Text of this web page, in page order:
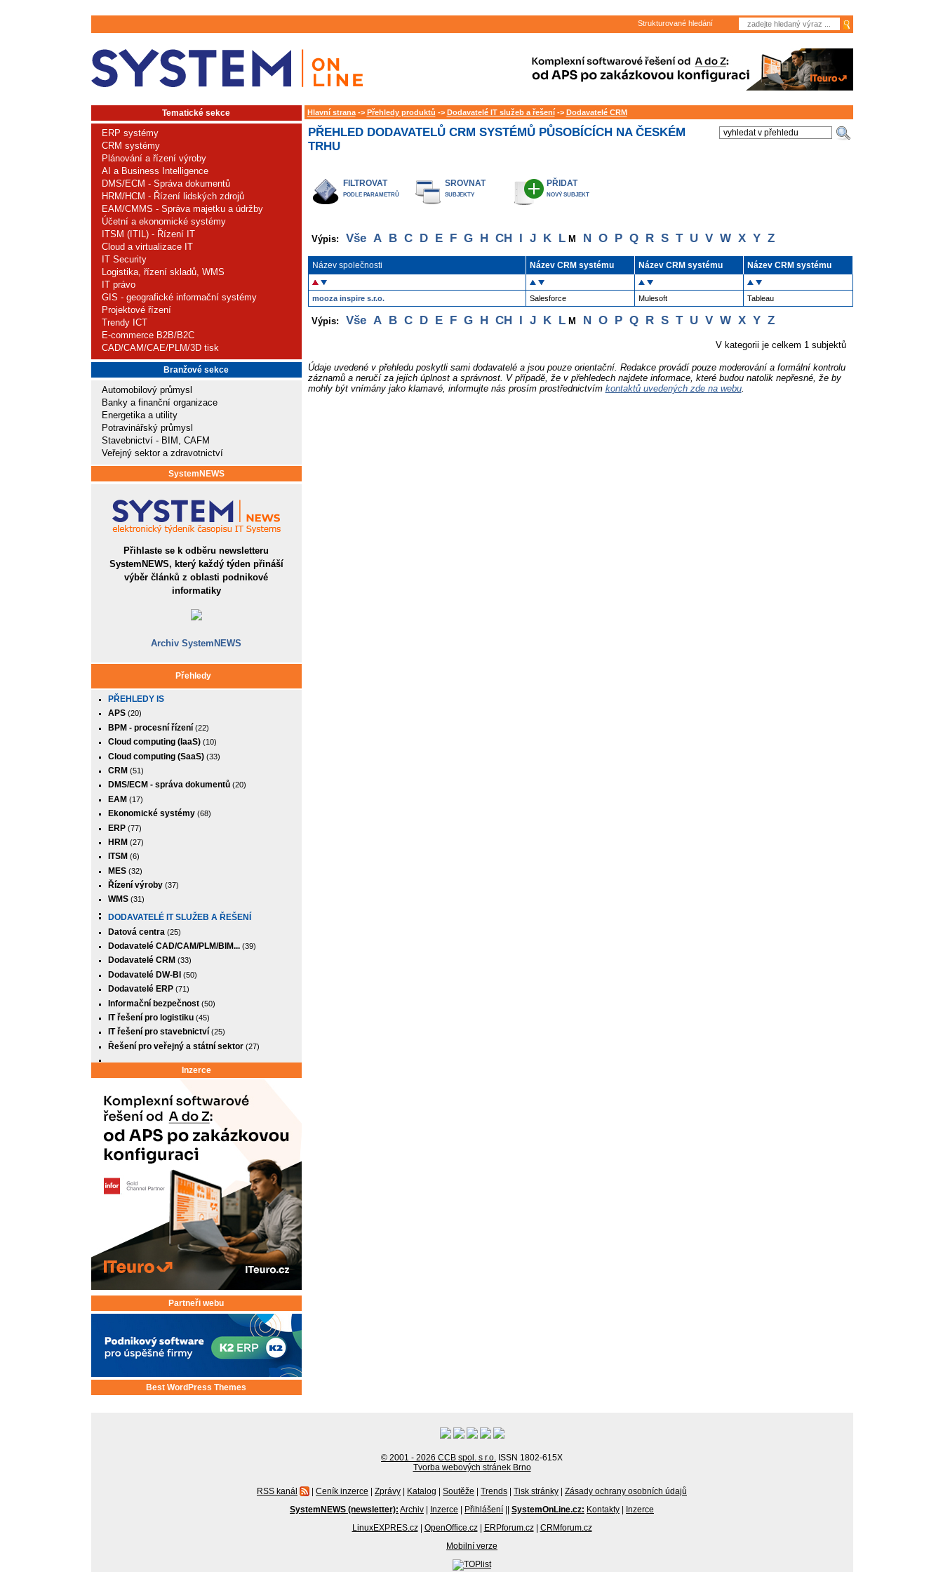
Strukturované hledání
Tematické sekce
ERP systémy
CRM systémy
Plánování a řízení výroby
AI a Business Intelligence
DMS/ECM - Správa dokumentů
HRM/HCM - Řízení lidských zdrojů
EAM/CMMS - Správa majetku a údržby
Účetní a ekonomické systémy
ITSM (ITIL) - Řízení IT
Cloud a virtualizace IT
IT Security
Logistika, řízení skladů, WMS
IT právo
GIS - geografické informační systémy
Projektové řízení
Trendy ICT
E-commerce B2B/B2C
CAD/CAM/CAE/PLM/3D tisk
Branžové sekce
Automobilový průmysl
Banky a finanční organizace
Energetika a utility
Potravinářský průmysl
Stavebnictví - BIM, CAFM
Veřejný sektor a zdravotnictví
SystemNEWS
Přihlaste se k odběru newsletteru
SystemNEWS, který každý týden přináší
výběr článků z oblasti podnikové
informatiky
Archiv SystemNEWS
Přehledy
PŘEHLEDY IS
APS(20)
BPM - procesní řízení(22)
Cloud computing (IaaS)(10)
Cloud computing (SaaS)(33)
CRM (51)
DMS/ECM - správa dokumentů(20)
EAM (17)
Ekonomické systémy(68)
ERP(77)
HRM (27)
ITSM (6)
MES(32)
Řízení výroby(37)
WMS(31)
DODAVATELÉ IT SLUŽEB A ŘEŠENÍ
Datová centra (25)
Dodavatelé CAD/CAM/PLM/BIM...(39)
Dodavatelé CRM (33)
Dodavatelé DW-BI (50)
Dodavatelé ERP(71)
Informační bezpečnost(50)
IT řešení pro logistiku(45)
IT řešení pro stavebnictví(25)
Řešení pro veřejný a státní sektor(27)
Inzerce
Partneři webu
Best WordPress Themes
Hlavní strana-> Přehledy produktů -> Dodavatelé IT služeb a řešení-> Dodavatelé CRM
PŘEHLED DODAVATELŮ CRM SYSTÉMŮ PŮSOBÍCÍCH NA ČESKÉM
TRHU
FILTROVAT
PODLE PARAMETRŮ
SROVNAT
SUBJEKTY
PŘIDAT
NOVÝ SUBJEKT
Výpis: Vše A B C D E F G H CH I J K LM N O P Q R S T U V W X Y Z
Název společnosti Název CRM systému Název CRM systému Název CRM systému
mooza inspire s.r.o. Salesforce Mulesoft Tableau
Výpis: Vše A B C D E F G H CH I J K LM N O P Q R S T U V W X Y Z
V kategorii je celkem 1 subjektů
Údaje uvedené v přehledu poskytli sami dodavatelé a jsou pouze orientační. Redakce provádí pouze moderování a formální kontrolu
záznamů a neručí za jejich úplnost a správnost. V případě, že v přehledech najdete informace, které budou natolik nepřesné, že by
mohly být vnímány jako klamavé, informujte nás prosím prostřednictvím kontaktů uvedených zde na webu.
© 2001 - 2026 CCB spol. s r.o. ISSN 1802-615X
Tvorba webových stránek Brno
RSS kanál | Ceník inzerce | Zprávy | Katalog | Soutěže | Trends | Tisk stránky | Zásady ochrany osobních údajů
SystemNEWS (newsletter): Archiv | Inzerce | Přihlášení || SystemOnLine.cz: Kontakty | Inzerce
LinuxEXPRES.cz | OpenOffice.cz | ERPforum.cz | CRMforum.cz
Mobilní verze